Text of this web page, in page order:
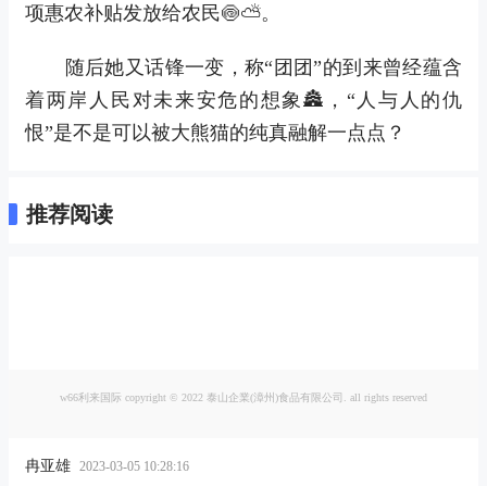
项惠农补贴发放给农民🍥⛅。
随后她又话锋一变，称“团团”的到来曾经蕴含
着两岸人民对未来安危的想象🏯，“人与人的仇
恨”是不是可以被大熊猫的纯真融解一点点？
推荐阅读
w66利来国际 copyright © 2022 泰山企業(漳州)食品有限公司. all rights reserved
冉亚雄 2023-03-05 10:28:16